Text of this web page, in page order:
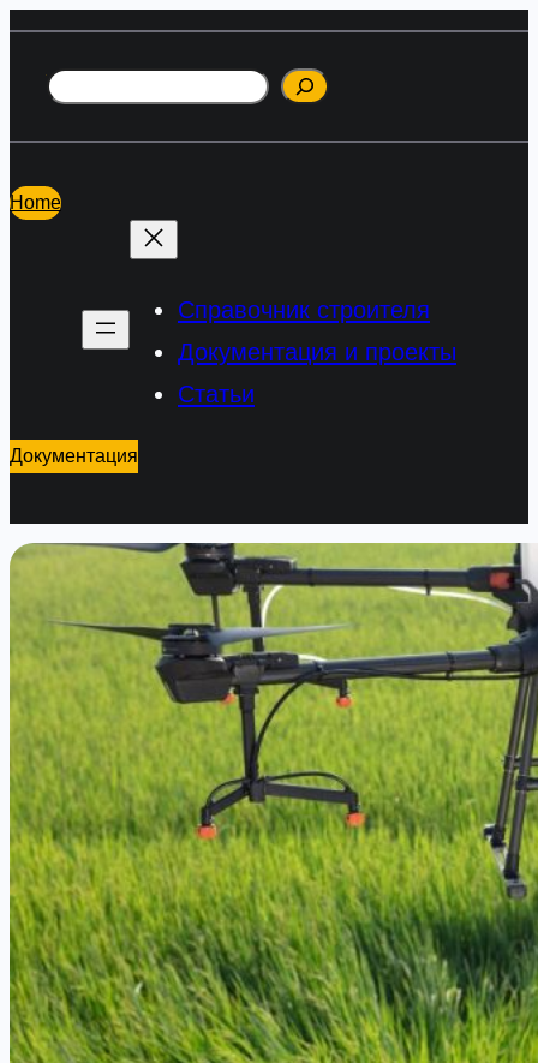
содержимому
Поиск
Home
Справочник строителя
Документация и проекты
Статьи
Документация